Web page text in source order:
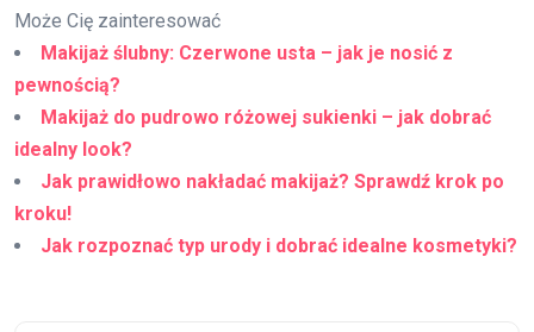
Może Cię zainteresować
Makijaż ślubny: Czerwone usta – jak je nosić z
pewnością?
Makijaż do pudrowo różowej sukienki – jak dobrać
idealny look?
Jak prawidłowo nakładać makijaż? Sprawdź krok po
kroku!
Jak rozpoznać typ urody i dobrać idealne kosmetyki?